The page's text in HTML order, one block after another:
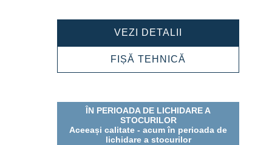
VEZI DETALII
503013003
FIȘĂ TEHNICĂ
ÎN PERIOADA DE LICHIDARE A
STOCURILOR
Aceeași calitate - acum în perioada de
lichidare a stocurilor